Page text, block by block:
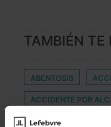
TAMBIÉN TE
ABENTOSIS
ACCIDENTE POR
CERTIFICACION